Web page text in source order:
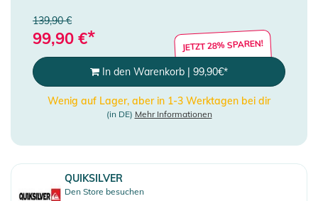
139,90 €
99,90 €* JETZT 28% SPAREN!
In den Warenkorb | 99,90€*
Wenig auf Lager, aber in 1-3 Werktagen bei dir
(in DE) Mehr Informationen
QUIKSILVER
Den Store besuchen